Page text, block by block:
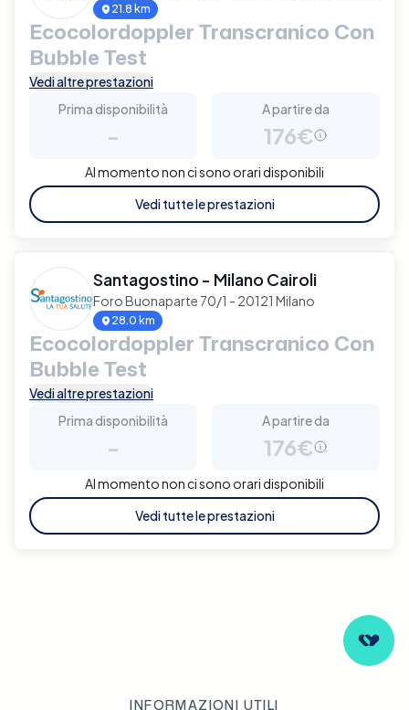
21.8 km
Ecocolordoppler Transcranico Con
Bubble Test
Vedi altre prestazioni
Prima disponibilità
-
A partire da
176€
Al momento non ci sono orari disponibili
Vedi tutte le prestazioni
Santagostino - Milano Cairoli
Foro Buonaparte 70/1 - 20121 Milano
28.0 km
Ecocolordoppler Transcranico Con
Bubble Test
Vedi altre prestazioni
Prima disponibilità
-
A partire da
176€
Al momento non ci sono orari disponibili
Vedi tutte le prestazioni
INFORMAZIONI UTILI